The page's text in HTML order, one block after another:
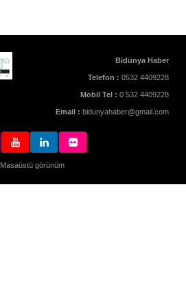
Bidünya Haber
Telefon : 0532 4409228
Mobil Tel : 0 532 4409228
Email : bidunyahaber@gmail.com
Masaüstü görünüm